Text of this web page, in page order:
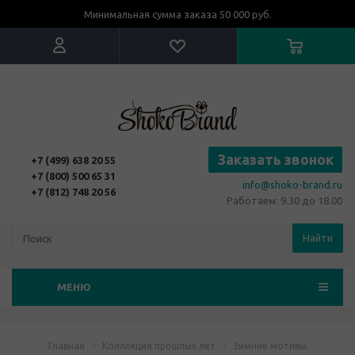
Минимальная сумма заказа 50 000 руб.
+7 (499) 638 20 55
+7 (800) 500 65 31
+7 (812) 748 20 56
Заказать звонок
info@shoko-brand.ru
Работаем: 9.30 до 18.00
Найти
МЕНЮ
Главная - Коллекция прошлых лет - Зимние мотивы